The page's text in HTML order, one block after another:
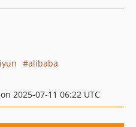
alibaba
2025-07-11 06:22 UTC